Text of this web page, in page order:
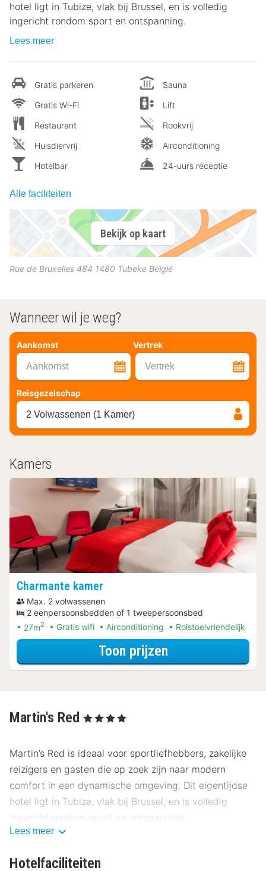
hotel ligt in Tubize, vlak bij Brussel, en is volledig
ingericht rondom sport en ontspanning.
Lees meer
Gratis parkeren
Gratis Wi-Fi
Restaurant
Huisdiervrij
Hotelbar
Sauna
Lift
Rookvrij
Airconditioning
24-uurs receptie
Alle faciliteiten
Bekijk op kaart
Rue de Bruxelles 484 1480 Tubeke België
Wanneer wil je weg?
Aankomst Vertrek
Aankomst Vertrek
Reisgezelschap
2 Volwassenen (1 Kamer)
Kamers
Charmante kamer
Max. 2 volwassenen
2 eenpersoonsbedden of 1 tweepersoonsbed
27m2 Gratis wifi Airconditioning Rolstoelvriendelijk
Toon prijzenvoor Charmante
Martin's Red , 4 Sterren
Martin’s Red is ideaal voor sportliefhebbers, zakelijke
reizigers en gasten die op zoek zijn naar modern
comfort in een dynamische omgeving. Dit eigentijdse
hotel ligt in Tubize, vlak bij Brussel, en is volledig
ingericht rondom sport en ontspanning.
Martin’s Red ligt in Tubize, in de provincie Waals-
Lees meer
Hotelfaciliteiten